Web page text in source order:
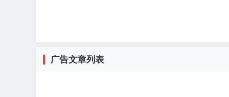
广告文章列表